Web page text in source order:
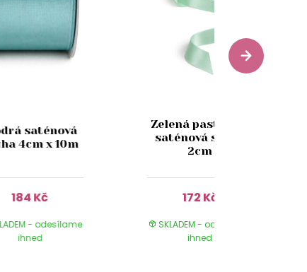
saténová
4cm x 10m
184 Kč
- odesílame
ihned
Zelená pastelová
saténová stuha
2cm
172 Kč
SKLADEM - odesílame
ihned